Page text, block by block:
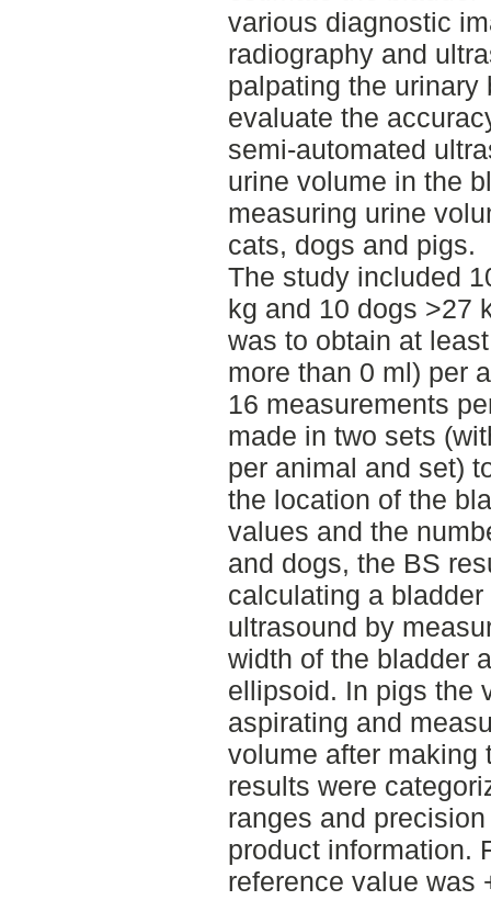
various diagnostic
radiography and
palpating the urinary
evaluate the
semi-automated
urine volume in the
measuring urine
cats, dogs and pigs.
The study included
kg and 10 dogs >27
was to obtain at
more than 0 ml) per
16 measurements
made in two sets
per animal and set)
the location of the
values and the
and dogs, the BS
calculating a
ultrasound by
width of the bladder
ellipsoid. In pigs the
aspirating and
volume after making
results were
ranges and
product information.
reference value was